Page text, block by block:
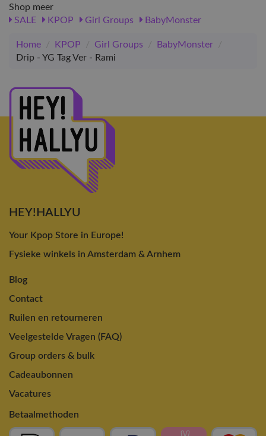
Shop meer
SALE
KPOP Girl Groups BabyMonster
Home / KPOP / Girl Groups / BabyMonster
/
Drip - YG Tag Ver - Rami
HEY!HALLYU
Your Kpop Store in Europe!
Fysieke winkels in Amsterdam & Arnhem
Blog
Contact
Ruilen en retourneren
Veelgestelde Vragen (FAQ)
Group orders & bulk
Cadeaubonnen
Vacatures
Betaalmethoden